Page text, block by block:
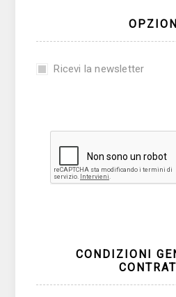
Ricevi la newsletter
CONDIZIONI